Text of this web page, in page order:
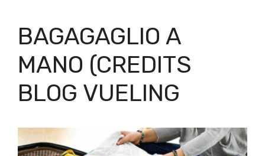
BAGAGAGLIO A
MANO (CREDITS
BLOG VUELING